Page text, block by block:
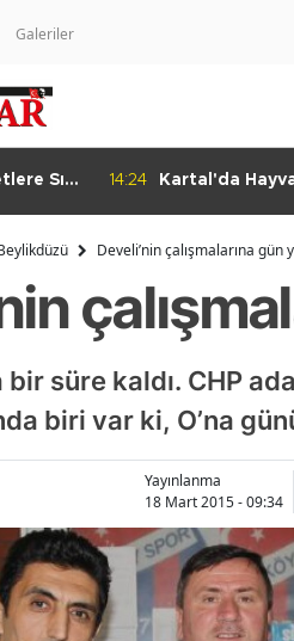
Galeriler
Sıkı
14:24
Kartal'da
Develi’nin çalışmalarına gün
bir süre kaldı. CHP
biri var ki, O’na
Yayınlanma
18 Mart 2015 - 09:34